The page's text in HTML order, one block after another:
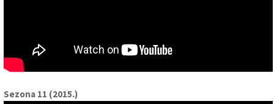
Sezona 11 (2015.)